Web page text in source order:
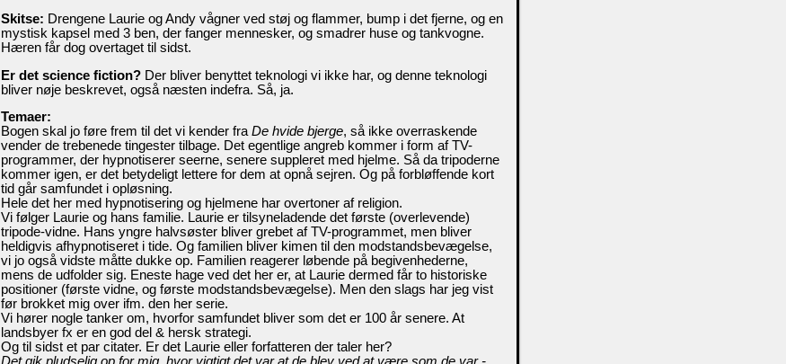
Skitse: Drengene Laurie og Andy vågner ved støj og flammer, bump i det fjerne, og en
mystisk kapsel med 3 ben, der fanger mennesker, og smadrer huse og tankvogne.
Hæren får dog overtaget til sidst.
Er det science fiction? Der bliver benyttet teknologi vi ikke har, og denne teknologi
bliver nøje beskrevet, også næsten indefra. Så, ja.
Temaer:
Bogen skal jo føre frem til det vi kender fraDe hvide bjerge, så ikke overraskende
vender de trebenede tingester tilbage. Det egentlige angreb kommer i form af TV-
programmer, der hypnotiserer seerne, senere suppleret med hjelme. Så da tripoderne
kommer igen, er det betydeligt lettere for dem at opnå sejren. Og på forbløffende kort
tid går samfundet i opløsning.
Hele det her med hypnotisering og hjelmene har overtoner af religion.
Vi følger Laurie og hans familie. Laurie er tilsyneladende det første (overlevende)
tripode-vidne. Hans yngre halvsøster bliver grebet af TV-programmet, men bliver
heldigvis afhypnotiseret i tide. Og familien bliver kimen til den modstandsbevægelse,
vi jo også vidste måtte dukke op. Familien reagerer løbende på begivenhederne,
mens de udfolder sig. Eneste hage ved det her er, at Laurie dermed får to historiske
positioner (første vidne, og første modstandsbevægelse). Men den slags har jeg vist
før brokket mig over ifm. den her serie.
Vi hører nogle tanker om, hvorfor samfundet bliver som det er 100 år senere. At
landsbyer fx er en god del & hersk strategi.
Og til sidst et par citater. Er det Laurie eller forfatteren der taler her?